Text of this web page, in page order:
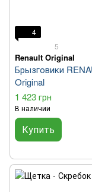
4
5
Renault Original
Брызговики
Original
1 423 грн
В наличии
Купить